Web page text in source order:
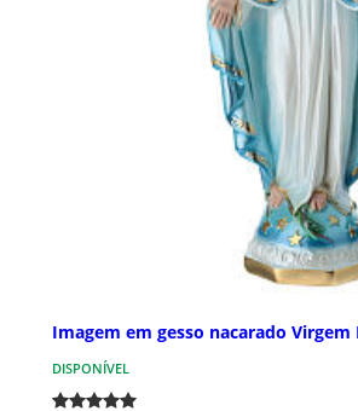
Imagem em gesso nacarado Virgem
DISPONÍVEL